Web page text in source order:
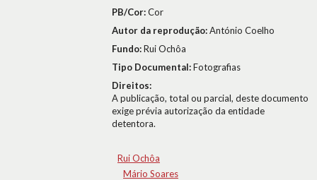
PB/Cor:Cor
Autor da reprodução:António Coelho
Fundo:Rui Ochôa
Tipo Documental:Fotografias
Direitos:
A publicação, total ou parcial, deste documento
exige prévia autorização da entidade
detentora.
Rui Ochôa
Mário Soares